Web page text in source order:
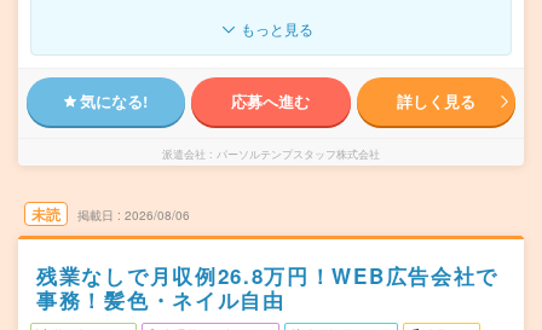
もっと見る
気になる! 応募へ進む 詳しく見る
派遣会社 パーソルテンプスタッフ株式会社
未読 掲載日 2026/08/06
残業なしで月収例26.8万円！WEB広告会社で
事務！髪色・ネイル自由